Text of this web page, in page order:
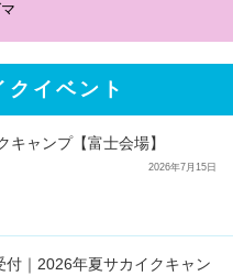
クイベント
キャンプ【富士会場】
2026年7月15日
付｜2026年夏サカイクキャン